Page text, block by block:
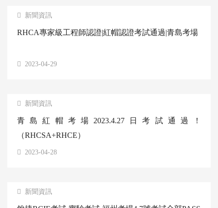
新聞資訊
RHCA專家級工程師認證|紅帽認證考試通過|青島考場
2023-04-29
新聞資訊
青島紅帽考場2023.4.27日考試通過！
（RHCSA+RHCE）
2023-04-28
新聞資訊